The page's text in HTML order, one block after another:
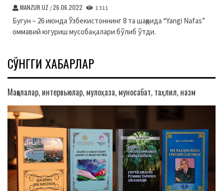
MANZUR.UZ /26.06.2022 1 311
Бугун – 26 июнда Ўзбекистоннинг 8 та шаҳрида “Yangi Nafas”
оммавий югуриш мусобақалари бўлиб ўтди.
СЎНГГИ ХАБАРЛАР
Мақолалар, интервьюлар, мулоҳаза, муносабат, таҳлил, назм